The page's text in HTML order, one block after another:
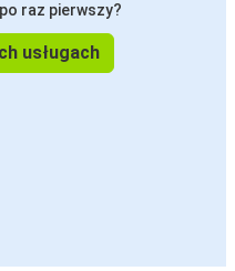
raz pierwszy?
usługach